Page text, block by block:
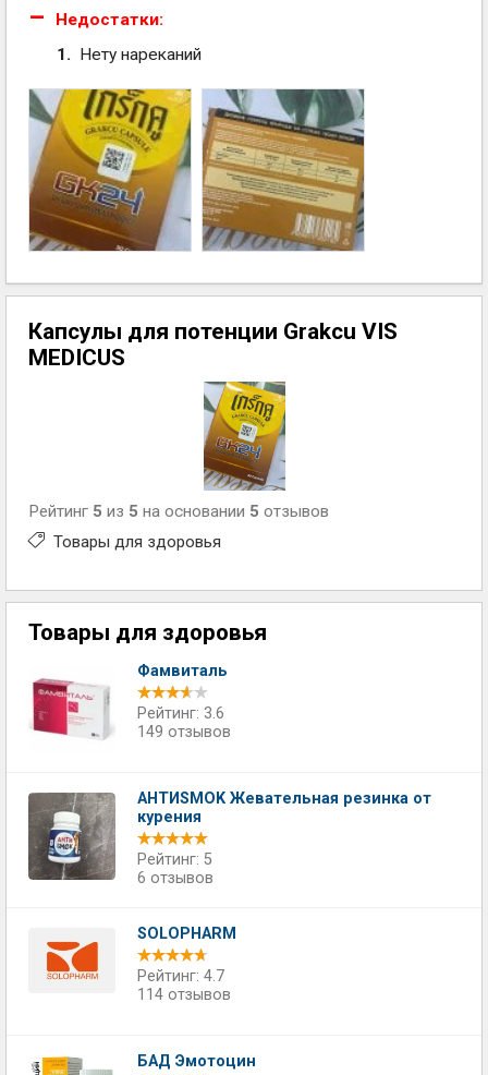
Недостатки:
Нету нареканий
Капсулы для потенции Grakcu VIS
MEDICUS
Рейтинг 5 из 5 на основании 5 отзывов
Товары для здоровья
Товары для здоровья
Фамвиталь
Рейтинг: 3.6
149 отзывов
АНТИSMOK Жевательная резинка от
курения
Рейтинг: 5
6 отзывов
SOLOPHARM
Рейтинг: 4.7
114 отзывов
БАД Эмотоцин